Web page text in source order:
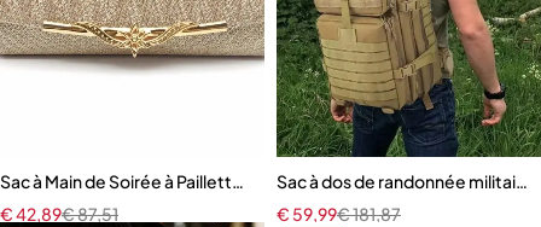
Sac à Main de Soirée à Paillettes avec Chaîne pour Femmes
€87,51
€42,89
Sac à dos de randonnée
€181,87
€ 59,99